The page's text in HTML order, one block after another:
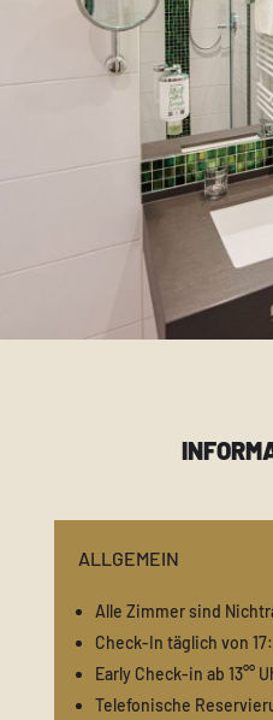
ALLGEMEIN
Alle Zimmer sind
Check-In täglich von
Early Check-in ab 13°°
Telefonische